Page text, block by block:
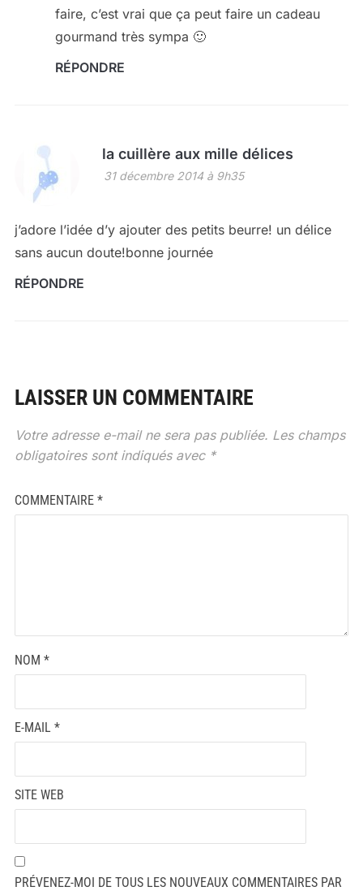
faire, c’est vrai que ça peut faire un cadeau
gourmand très sympa 🙂
RÉPONDRE
la cuillère aux mille délices
31 décembre 2014 à 9h35
j’adore l’idée d’y ajouter des petits beurre! un délice
sans aucun doute!bonne journée
RÉPONDRE
LAISSER UN COMMENTAIRE
Votre adresse e-mail ne sera pas publiée. Les champs
obligatoires sont indiqués avec *
COMMENTAIRE *
NOM *
E-MAIL *
SITE WEB
PRÉVENEZ-MOI DE TOUS LES NOUVEAUX COMMENTAIRES PAR